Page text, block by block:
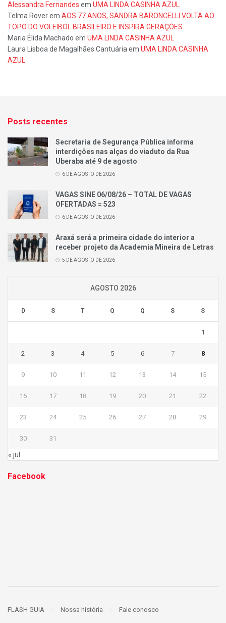
Alessandra Fernandes em UMA LINDA CASINHA AZUL
Telma Roverem AOS 77 ANOS, SANDRA BARONCELLI VOLTA AO
TOPO DO VOLEIBOL BRASILEIRO E INSPIRA GERAÇÕES
Maria Élida Machado em UMA LINDA CASINHA AZUL
Laura Lisboa de Magalhães Cantuária em UMA LINDA CASINHA
AZUL
Posts recentes
Secretaria de Segurança Pública informa
interdições nas alças do viaduto da Rua
Uberaba até 9 de agosto
6 DE AGOSTO DE 2026
VAGAS SINE 06/08/26 – TOTAL DE VAGAS
OFERTADAS = 523
6 DE AGOSTO DE 2026
Araxá será a primeira cidade do interior a
receber projeto da Academia Mineira de Letras
5 DE AGOSTO DE 2026
AGOSTO 2026
D S T Q Q S S
1
2 3 4 5 6 7 8
9 10 11 12 13 14 15
16 17 18 19 20 21 22
23 24 25 26 27 28 29
30 31
« jul
Facebook
FLASH GUIA Nossa história Fale conosco